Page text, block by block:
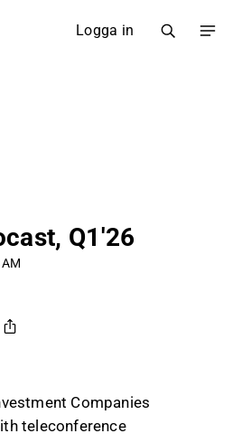
Logga in
Q1'26
Companies
teleconference